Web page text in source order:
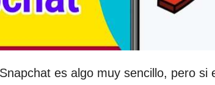
es algo muy sencillo, pero si